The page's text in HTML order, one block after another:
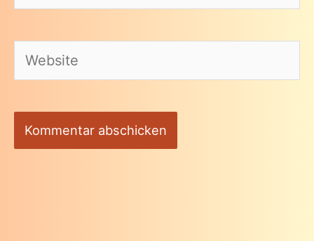
Mail-
Website